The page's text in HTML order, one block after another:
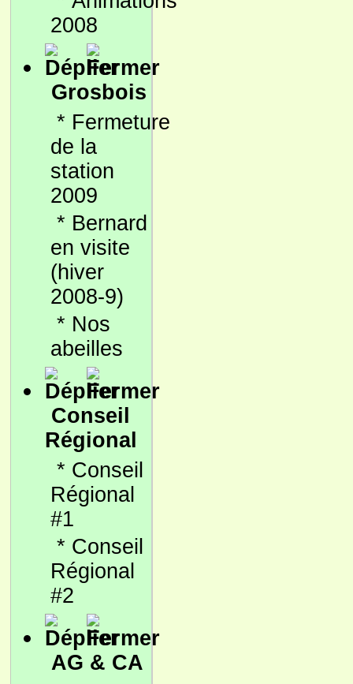
2008
Grosbois
* Fermeture
de la
station
2009
* Bernard
en visite
(hiver
2008-9)
* Nos
abeilles
Conseil
Régional
* Conseil
Régional
#1
* Conseil
Régional
#2
AG & CA